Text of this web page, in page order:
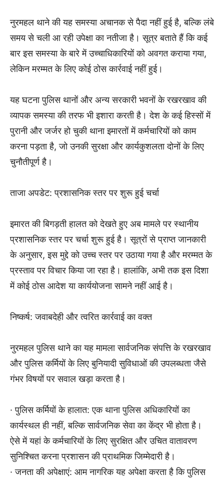
नुरमहल थाने की यह समस्या अचानक से पैदा नहीं हुई है, बल्कि लंबे
समय से चली आ रही उपेक्षा का नतीजा है। सूत्र बताते हैं कि कई
बार इस समस्या के बारे में उच्चाधिकारियों को अवगत कराया गया,
लेकिन मरम्मत के लिए कोई ठोस कार्रवाई नहीं हुई।
यह घटना पुलिस थानों और अन्य सरकारी भवनों के रखरखाव की
व्यापक समस्या की तरफ भी इशारा करती है। देश के कई हिस्सों में
पुरानी और जर्जर हो चुकी थाना इमारतों में कर्मचारियों को काम
करना पड़ता है, जो उनकी सुरक्षा और कार्यकुशलता दोनों के लिए
चुनौतीपूर्ण है।
ताजा अपडेट: प्रशासनिक स्तर पर शुरू हुई चर्चा
इमारत की बिगड़ती हालत को देखते हुए अब मामले पर स्थानीय
प्रशासनिक स्तर पर चर्चा शुरू हुई है। सूत्रों से प्राप्त जानकारी
के अनुसार, इस मुद्दे को उच्च स्तर पर उठाया गया है और मरम्मत के
प्रस्ताव पर विचार किया जा रहा है। हालांकि, अभी तक इस दिशा
में कोई ठोस आदेश या कार्ययोजना सामने नहीं आई है।
निष्कर्ष: जवाबदेही और त्वरित कार्रवाई का वक्त
नुरमहल पुलिस थाने का यह मामला सार्वजनिक संपत्ति के रखरखाव
और पुलिस कर्मियों के लिए बुनियादी सुविधाओं की उपलब्धता जैसे
गंभर विषयों पर सवाल खड़ा करता है।
· पुलिस कर्मियों के हालात: एक थाना पुलिस अधिकारियों का
कार्यस्थल ही नहीं, बल्कि सार्वजनिक सेवा का केंद्र भी होता है।
ऐसे में यहां के कर्मचारियों के लिए सुरक्षित और उचित वातावरण
सुनिश्चित करना प्रशासन की प्राथमिक जिम्मेदारी है।
· जनता की अपेक्षाएं: आम नागरिक यह अपेक्षा करता है कि पुलिस